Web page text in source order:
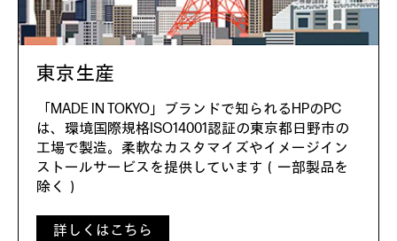
東京生産
「MADE IN TOKYO」ブランドで知られるHPのPC
は、環境国際規格ISO14001認証の東京都日野市の
工場で製造。柔軟なカスタマイズやイメージイン
ストールサービスを提供しています（一部製品を
除く）
詳しくはこちら